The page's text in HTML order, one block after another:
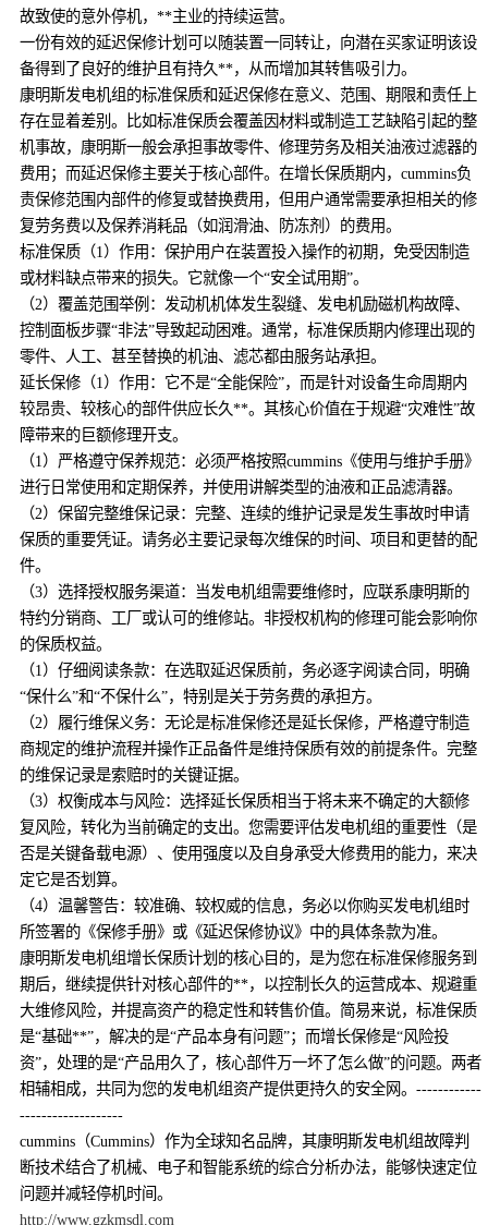
故致使的意外停机，**主业的持续运营。
一份有效的延迟保修计划可以随装置一同转让，向潜在买家证明该设
备得到了良好的维护且有持久**，从而增加其转售吸引力。
康明斯发电机组的标准保质和延迟保修在意义、范围、期限和责任上
存在显着差别。比如标准保质会覆盖因材料或制造工艺缺陷引起的整
机事故，康明斯一般会承担事故零件、修理劳务及相关油液过滤器的
费用；而延迟保修主要关于核心部件。在增长保质期内，cummins负
责保修范围内部件的修复或替换费用，但用户通常需要承担相关的修
复劳务费以及保养消耗品（如润滑油、防冻剂）的费用。
标准保质（1）作用：保护用户在装置投入操作的初期，免受因制造
或材料缺点带来的损失。它就像一个“安全试用期”。
（2）覆盖范围举例：发动机机体发生裂缝、发电机励磁机构故障、
控制面板步骤“非法”导致起动困难。通常，标准保质期内修理出现的
零件、人工、甚至替换的机油、滤芯都由服务站承担。
延长保修（1）作用：它不是“全能保险”，而是针对设备生命周期内
较昂贵、较核心的部件供应长久**。其核心价值在于规避“灾难性”故
障带来的巨额修理开支。
（1）严格遵守保养规范：必须严格按照cummins《使用与维护手册》
进行日常使用和定期保养，并使用讲解类型的油液和正品滤清器。
（2）保留完整维保记录：完整、连续的维护记录是发生事故时申请
保质的重要凭证。请务必主要记录每次维保的时间、项目和更替的配
件。
（3）选择授权服务渠道：当发电机组需要维修时，应联系康明斯的
特约分销商、工厂或认可的维修站。非授权机构的修理可能会影响你
的保质权益。
（1）仔细阅读条款：在选取延迟保质前，务必逐字阅读合同，明确
“保什么”和“不保什么”，特别是关于劳务费的承担方。
（2）履行维保义务：无论是标准保修还是延长保修，严格遵守制造
商规定的维护流程并操作正品备件是维持保质有效的前提条件。完整
的维保记录是索赔时的关键证据。
（3）权衡成本与风险：选择延长保质相当于将未来不确定的大额修
复风险，转化为当前确定的支出。您需要评估发电机组的重要性（是
否是关键备载电源）、使用强度以及自身承受大修费用的能力，来决
定它是否划算。
（4）温馨警告：较准确、较权威的信息，务必以你购买发电机组时
所签署的《保修手册》或《延迟保修协议》中的具体条款为准。
康明斯发电机组增长保质计划的核心目的，是为您在标准保修服务到
期后，继续提供针对核心部件的**，以控制长久的运营成本、规避重
大维修风险，并提高资产的稳定性和转售价值。简易来说，标准保质
是“基础**”，解决的是“产品本身有问题”；而增长保修是“风险投
资”，处理的是“产品用久了，核心部件万一坏了怎么做”的问题。两者
相辅相成，共同为您的发电机组资产提供更持久的安全网。------------
-------------------
cummins（Cummins）作为全球知名品牌，其康明斯发电机组故障判
断技术结合了机械、电子和智能系统的综合分析办法，能够快速定位
问题并减轻停机时间。
http://www.gzkmsdl.com